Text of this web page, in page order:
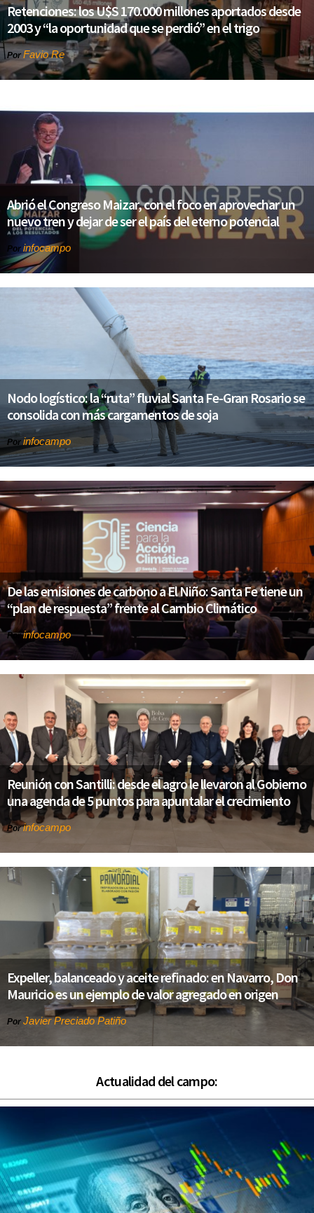
Retenciones: los U$S 170.000 millones aportados desde
2003 y “la oportunidad que se perdió” en el trigo
PorFavio Re
Abrió el Congreso Maizar, con el foco en aprovechar un
nuevo tren y dejar de ser el país del eterno potencial
Por infocampo
Nodo logístico: la “ruta” fluvial Santa Fe-Gran Rosario se
consolida con más cargamentos de soja
Por infocampo
De las emisiones de carbono a El Niño: Santa Fe tiene un
“plan de respuesta” frente al Cambio Climático
Porinfocampo
Reunión con Santilli: desde el agro le llevaron al Gobierno
una agenda de 5 puntos para apuntalar el crecimiento
Porinfocampo
Expeller, balanceado y aceite refinado: en Navarro, Don
Mauricio es un ejemplo de valor agregado en origen
Por Javier Preciado Patiño
Actualidad del campo: